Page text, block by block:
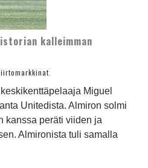
kalleimman
Miguel
Unitedista. Almiron solmi
kanssa peräti viiden ja
Almironista tuli samalla